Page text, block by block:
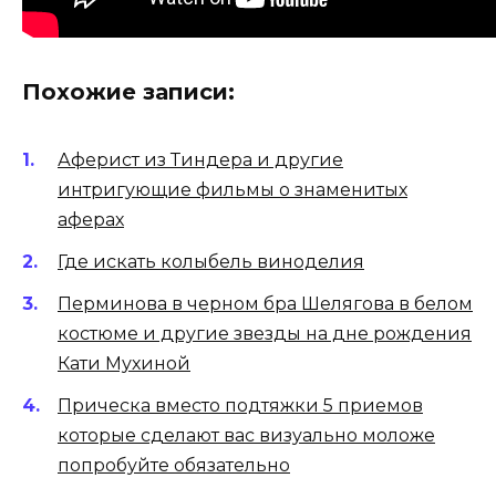
Похожие записи:
Аферист из Тиндера и другие
интригующие фильмы о знаменитых
аферах
Где искать колыбель виноделия
Перминова в черном бра Шелягова в белом
костюме и другие звезды на дне рождения
Кати Мухиной
Прическа вместо подтяжки 5 приемов
которые сделают вас визуально моложе
попробуйте обязательно